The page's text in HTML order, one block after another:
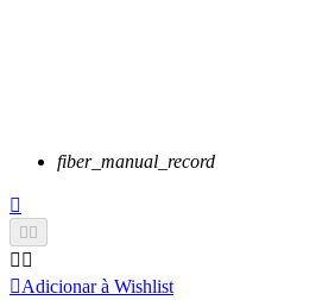
fiber_manual_record

 
 
Adicionar à Wishlist